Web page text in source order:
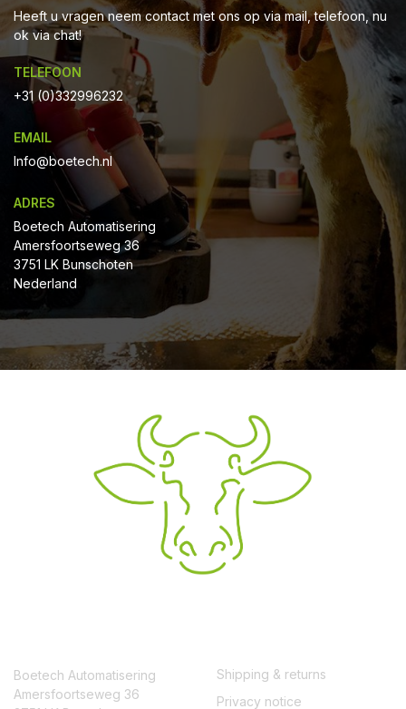
Heeft u vragen neem contact met ons op via mail, telefoon, nu
ok via chat!
TELEFOON
+31 (0)332996232
EMAIL
Info@boetech.nl
ADRES
Boetech Automatisering
Amersfoortseweg 36
3751 LK Bunschoten
Nederland
Boetech Automatisering
Amersfoortseweg 36
Shipping & returns
Privacy notice